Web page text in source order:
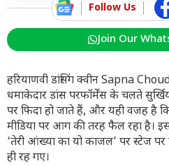
Follow Us
Join Our
हरियाणवी डांसिंग क्वीन Sapna
धमाकेदार डांस परफॉर्मेंस के चलते
पर फिदा हो जाते हैं, और यही वजह है
मीडिया पर आग की तरह फैल रहा है।
‘तेरी आंख्या का यो काजल’ पर स्टेज
ही रह गए।